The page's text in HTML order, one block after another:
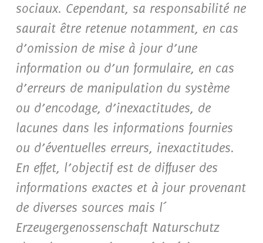
sociaux. Cependant, sa responsabilité ne
saurait être retenue notamment, en cas
d’omission de mise à jour d’une
information ou d’un formulaire, en cas
d’erreurs de manipulation du système
ou d’encodage, d’inexactitudes, de
lacunes dans les informations fournies
ou d’éventuelles erreurs, inexactitudes.
En effet, l’objectif est de diffuser des
informations exactes et à jour provenant
de diverses sources mais l´
Erzeugergenossenschaft Naturschutz